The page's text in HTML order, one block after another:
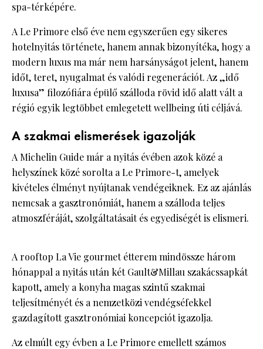
spa-térképére.
A Le Primore első éve nem egyszerűen egy sikeres
hotelnyitás története, hanem annak bizonyítéka, hogy a
modern luxus ma már nem harsányságot jelent, hanem
időt, teret, nyugalmat és valódi regenerációt. Az „idő
luxusa” filozófiára épülő szálloda rövid idő alatt vált a
régió egyik legtöbbet emlegetett wellbeing úti céljává.
A szakmai elismerések igazolják
A Michelin Guide már a nyitás évében azok közé a
helyszínek közé sorolta a Le Primore-t, amelyek
kivételes élményt nyújtanak vendégeiknek. Ez az ajánlás
nemcsak a gasztronómiát, hanem a szálloda teljes
atmoszféráját, szolgáltatásait és egyediségét is elismeri.
A rooftop La Vie gourmet étterem mindössze három
hónappal a nyitás után két Gault&Millau szakácssapkát
kapott, amely a konyha magas szintű szakmai
teljesítményét és a nemzetközi vendégséfekkel
gazdagított gasztronómiai koncepciót igazolja.
Az elmúlt egy évben a Le Primore emellett számos